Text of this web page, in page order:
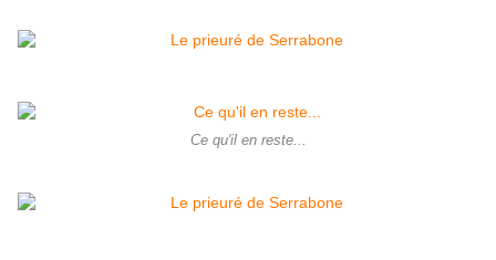
Ce qu'il en reste...